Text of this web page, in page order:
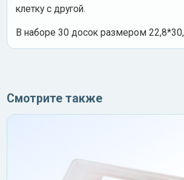
клетку с другой.
В наборе 30 досок размером
Смотрите также